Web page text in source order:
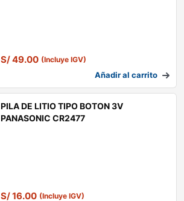
S/49.00 (Incluye IGV)
Añadir al carrito
PILA DE LITIO TIPO BOTON 3V
PANASONIC CR2477
S/16.00 (Incluye IGV)